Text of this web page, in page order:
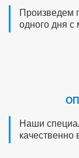
Произведем
одного дня
Наши
качественно